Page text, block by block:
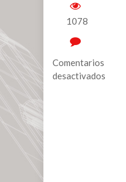
1078
Comentarios
desactivados